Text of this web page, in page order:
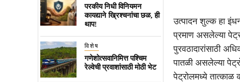
परकीय निधी विनियमन
कायद्याने ख्रिश्चनांचा छळ, ही
थाप!
विशेष
गणेशोत्सवानिमित्त पश्चिम
रेल्वेची प्रवाशांसाठी मोठी भेट
उत्पादन शुल्क हा
प्रमाण असलेल्या
पुरवठादारांसाठी
पातळी असलेल्या
पेट्रोलमध्ये तात्काळ